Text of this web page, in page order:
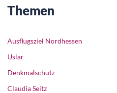
Themen
Ausflugsziel Nordhessen
Uslar
Denkmalschutz
Claudia Seitz